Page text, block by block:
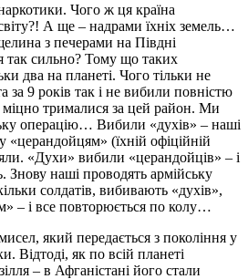
Чого ж ця країна
А ще – надрами їхніх земель…
з печерами на Півдні
так сильно? Тому що таких
два на планеті. Чого тільки не
за 9 років так і не вибили повністю
трималися за цей район. Ми
операцію… Вибили «духів» – наші
(їхній офіційній
«Духи» вибили «церандойців» – і
Знову наші проводять армійську
солдатів, вибивають «духів»,
– і все повторюється по колу…
який передається з покоління у
Відтоді, як по всій планеті
– в Афганістані його стали